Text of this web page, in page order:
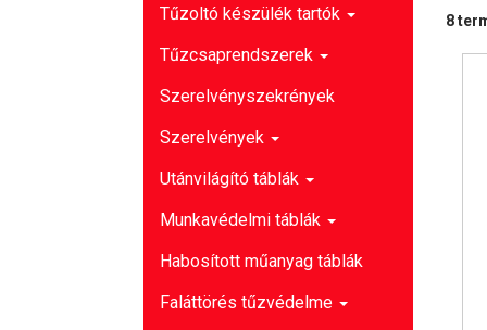
Tűzoltó készülék tartók
Tűzcsaprendszerek
Szerelvényszekrények
Szerelvények
Utánvilágító táblák
Munkavédelmi táblák
Habosított műanyag táblák
Faláttörés tűzvédelme
8